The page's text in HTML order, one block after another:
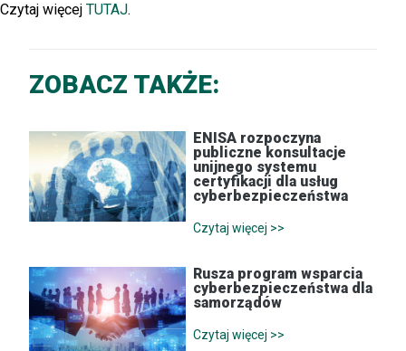
Czytaj więcej TUTAJ.
ZOBACZ TAKŻE:
ENISA rozpoczyna
publiczne konsultacje
unijnego systemu
certyfikacji dla usług
cyberbezpieczeństwa
Czytaj więcej >>
Rusza program wsparcia
cyberbezpieczeństwa dla
samorządów
Czytaj więcej >>